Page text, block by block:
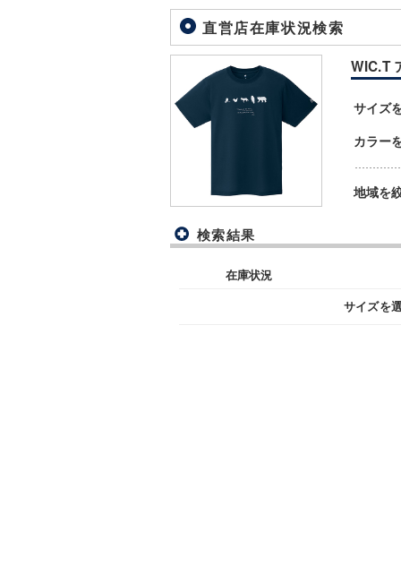
直営店在庫状況検索
WIC.T
サイズ
カラー
地域を
検索結果
在庫状況
サイズを